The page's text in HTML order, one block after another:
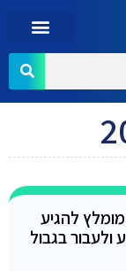
להגיע
שנגיע ולעבור בגבול